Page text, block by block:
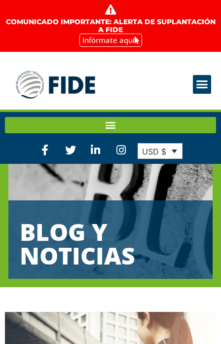
COMUNICADO IMPORTANTE: ALERTA DE SUPLANTACIÓN
A FIDE
Infórmate aquí
USD $
BLOG Y
NOTICIAS